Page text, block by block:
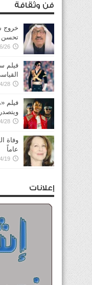
فن وثقافة
خروج
تحسن
26
فيلم
28
فيلم
28
عاماً
19
إعلانات